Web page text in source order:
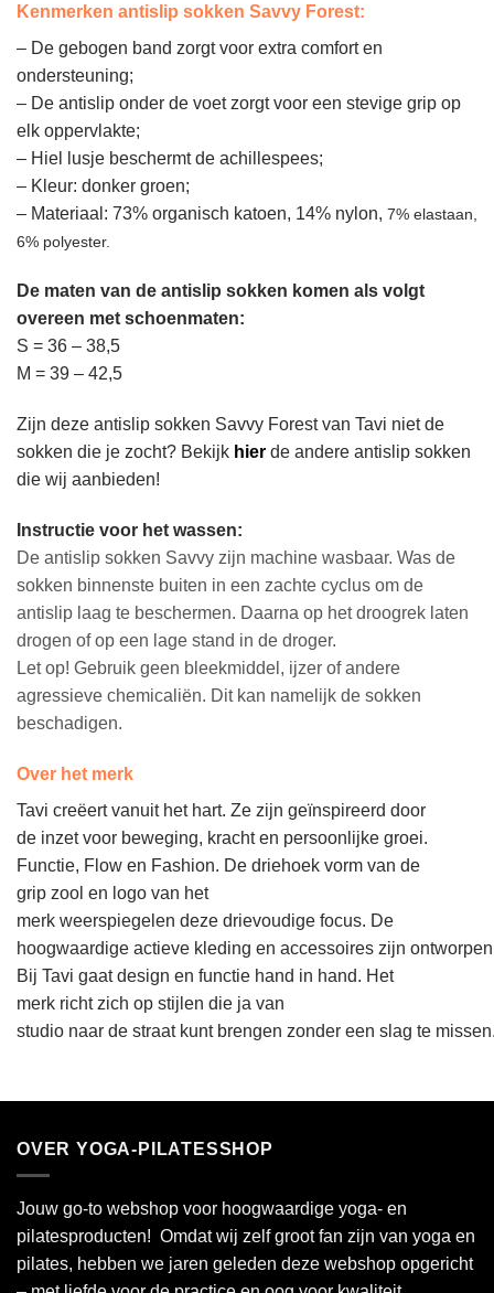
Kenmerken antislip sokken Savvy Forest:
– De gebogen band zorgt voor extra comfort en
ondersteuning;
– De antislip onder de voet zorgt voor een stevige grip op
elk oppervlakte;
– Hiel lusje beschermt de achillespees;
– Kleur: donker groen;
– Materiaal: 73% organisch katoen, 14% nylon, 7% elastaan,
6% polyester.
De maten van de antislip sokken komen als volgt
overeen met schoenmaten:
S = 36 – 38,5
M = 39 – 42,5
Zijn deze antislip sokken Savvy Forest van Tavi niet de
sokken die je zocht? Bekijk hier de andere antislip sokken
die wij aanbieden!
Instructie voor het wassen:
De antislip sokken Savvy zijn machine wasbaar. Was de
sokken binnenste buiten in een zachte cyclus om de
antislip laag te beschermen. Daarna op het droogrek laten
drogen of op een lage stand in de droger.
Let op! Gebruik geen bleekmiddel, ijzer of andere
agressieve chemicaliën. Dit kan namelijk de sokken
beschadigen.
Over het merk
Tavi creëert vanuithet hart. Ze zijn geïnspireerd door
de inzet voor beweging, kracht en persoonlijke groei.
Functie, Flow en Fashion. De driehoek vorm van de
grip zool en logo van het
merk weerspiegelen deze drievoudige focus. De
hoogwaardige actieve kleding en accessoires zijn ontworpen
Bij Tavi gaatdesign en functie hand in hand. Het
merk richt zich op stijlen die ja van
studio naar de straat kunt brengen zonder een slag te missen
OVER YOGA-PILATESSHOP
Jouw go-to webshop voor hoogwaardige yoga- en
pilatesproducten! Omdat wij zelf groot fan zijn van yoga en
pilates, hebben we jaren geleden deze webshop opgericht